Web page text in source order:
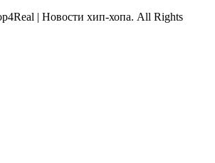
| Новости хип-хопа. All Rights